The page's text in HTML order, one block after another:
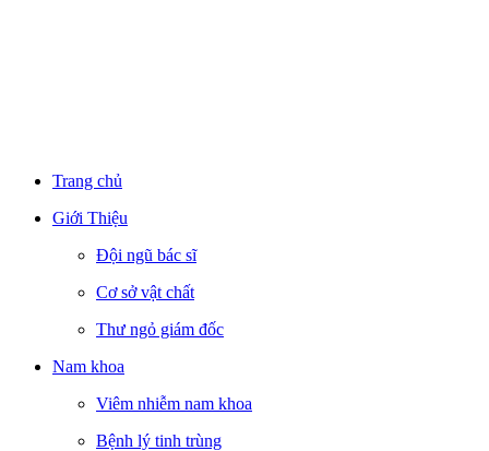
Trang chủ
Giới Thiệu
Đội ngũ bác sĩ
Cơ sở vật chất
Thư ngỏ giám đốc
Nam khoa
Viêm nhiễm nam khoa
Bệnh lý tinh trùng